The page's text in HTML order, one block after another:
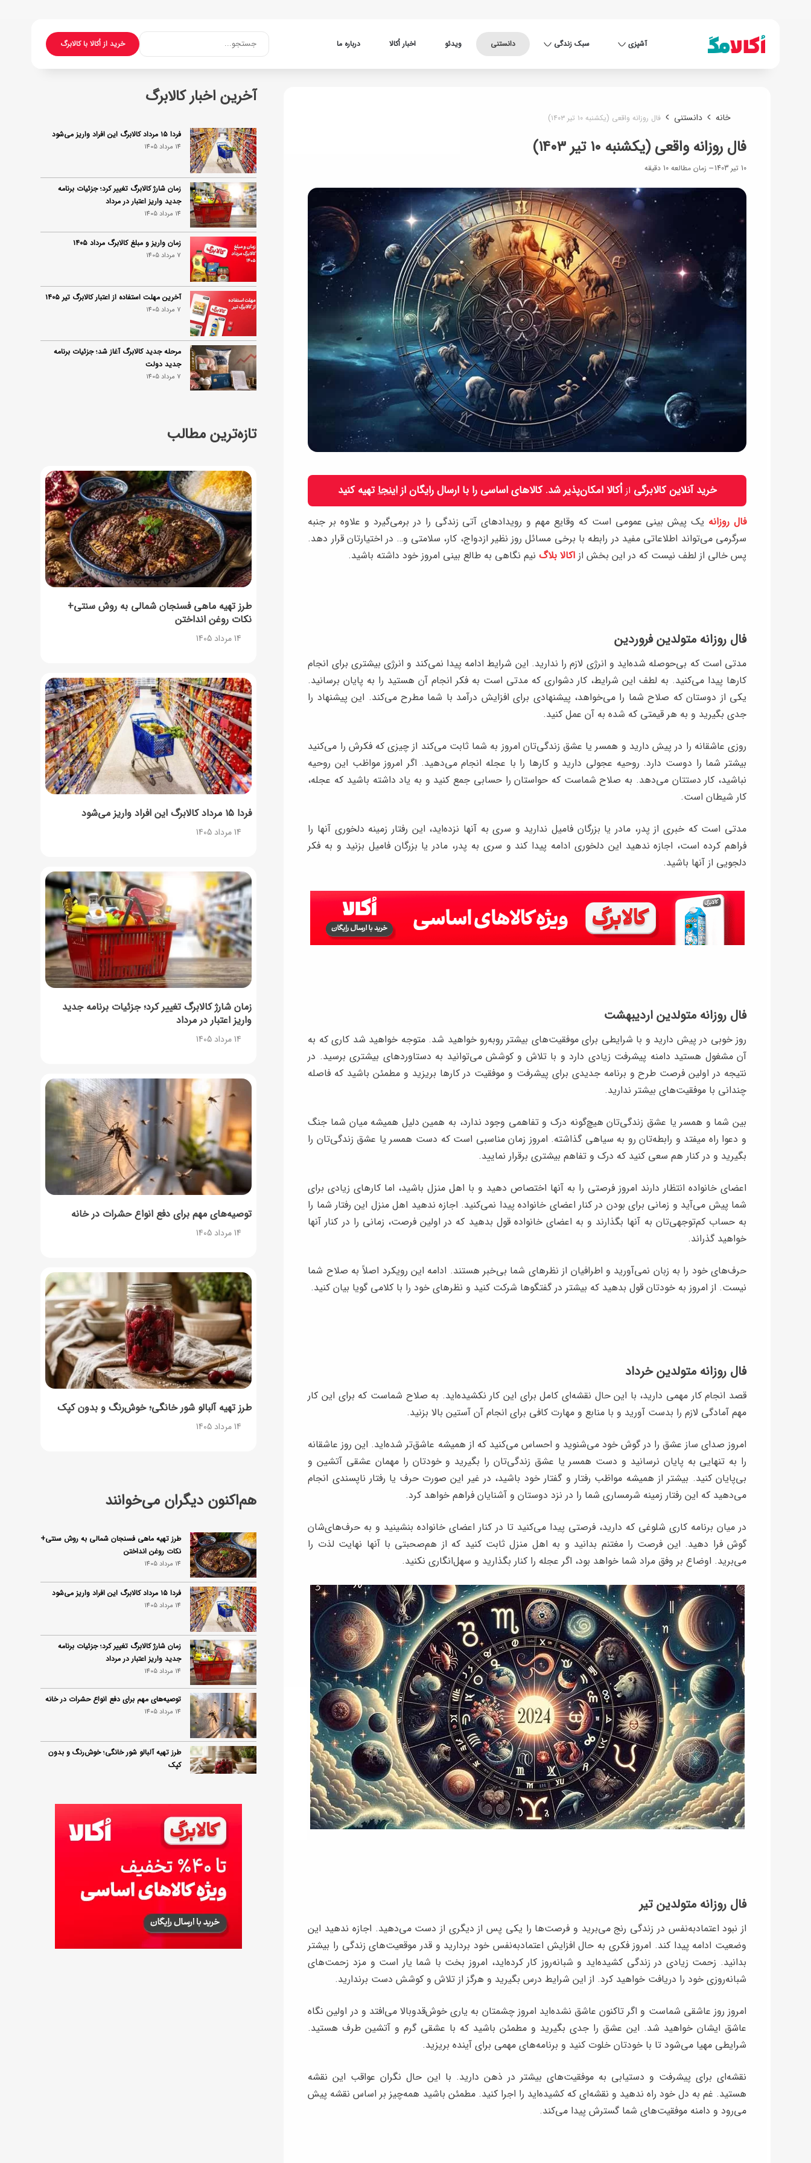
آشپزی سبک زندگی دانستنی ویدئو اخبار اُکالا درباره ما خرید از اُکالا با کالابرگجستجو...
خانه دانستنی فال روزانه واقعی (یکشنبه ۱۰ تیر ۱۴۰۳)
فال روزانه واقعی (یکشنبه ۱۰ تیر ۱۴۰۳)
10 تیر 1403 زمان مطالعه 10 دقیقه
خرید آنلاین کالابرگی ازاُکالا امکان‌پذیر شد. کالاهای اساسی را با ارسال رایگان ازاینجاتهیه کنید
فال روزانه یک پیش بینی عمومی است که وقایع مهم و رویدادهای آتی زندگی را در برمی‌گیرد و علاوه بر جنبه
سرگرمی می‌تواند اطلاعاتی مفید در رابطه با برخی مسائل روز نظیر ازدواج، کار، سلامتی و… در اختیارتان قرار دهد.
پس خالی از لطف نیست که در این بخش از اکالا بلاگ نیم نگاهی به طالع بینی امروز خود داشته باشید.
فال روزانه متولدین فروردین
مدتی است که بی‌حوصله شده‌اید و انرژی لازم را ندارید. این شرایط ادامه پیدا نمی‌کند و انرژی بیشتری برای انجام
کارها پیدا می‌کنید. به لطف این شرایط، کار دشواری که مدتی است به فکر انجام آن هستید را به پایان برسانید.
یکی از دوستان که صلاح شما را می‌خواهد، پیشنهادی برای افزایش درآمد با شما مطرح می‌کند. این پیشنهاد را
جدی بگیرید و به هر قیمتی که شده به آن عمل کنید.
روزی عاشقانه را در پیش دارید و همسر یا عشق ‌زندگی‌تان امروز به شما ثابت می‌کند از چیزی که فکرش را می‌کنید
بیشتر شما را دوست دارد. روحیه عجولی دارید و کارها را با عجله انجام می‌دهید. اگر امروز مواظب این روحیه
نباشید، کار دستتان می‌‌دهد. به صلاح شماست که حواستان را حسابی جمع کنید و به یاد داشته باشید که عجله،
کار شیطان است.
مدتی است که خبری از پدر، مادر یا بزرگان فامیل ندارید و سری به آنها نزده‌اید، این رفتار زمینه دلخوری آنها را
فراهم کرده ‌است، اجازه ندهید این دلخوری ادامه پیدا کند و سری به پدر، مادر یا بزرگان فامیل بزنید و به فکر
دلجویی از آنها باشید.
فال روزانه متولدین اردیبهشت
روز خوبی در پیش دارید و با شرایطی برای موفقیت‌های بیشتر روبه‌رو خواهید شد. متوجه خواهید شد کاری که به
آن مشغول هستید دامنه پیشرفت زیادی دارد و با تلاش و کوشش می‌توانید به دستاوردهای بیشتری برسید. در
نتیجه در اولین فرصت طرح و برنامه جدیدی برای پیشرفت و موفقیت در کارها بریزید و مطمئن باشید که فاصله
چندانی با موفقیت‌های بیشتر ندارید.
بین شما و همسر یا عشق ‌زندگی‌تان هیچ‌گونه درک و تفاهمی وجود ندارد، به همین دلیل همیشه میان شما جنگ
و دعوا راه میفتد و رابطه‌تان رو به سیاهی گذاشته. امروز زمان مناسبی است که دست همسر یا عشق‌ زندگی‌تان را
بگیرید و در کنار هم سعی کنید که درک و تفاهم بیشتری برقرار نمایید.
اعضای خانواده انتظار دارند امروز فرصتی را به آنها اختصاص دهید و با اهل منزل باشید، اما کارهای زیادی برای
شما پیش می‌‌آید و زمانی برای بودن در کنار اعضای خانواده پیدا نمی‌کنید. اجازه ندهید اهل منزل این رفتار شما را
به حساب کم‌توجهی‌تان به آنها بگذارند و به اعضای خانواده قول بدهید که در اولین فرصت، زمانی را در کنار آنها
خواهید گذراند.
حرف‌های خود را به زبان نمی‌آورید و اطرافیان از نظرهای شما بی‌خبر هستند. ادامه این رویکرد اصلاً به صلاح شما
نیست. از امروز به خودتان قول بدهید که بیشتر در گفتگوها شرکت کنید و نظرها‌ی خود را با کلامی گویا بیان کنید.
فال روزانه متولدین خرداد
قصد انجام کار مهمی دارید، با این حال نقشه‌ای کامل برای این کار نکشیده‌اید. به صلاح شماست که برای این کار
مهم آمادگی لازم را بدست آورید و با منابع و مهارت کافی برای انجام آن آستین بالا بزنید.
امروز صدای ساز عشق را در گوش خود می‌شنوید و احساس می‌کنید که از همیشه عاشق‌تر شده‌اید. این روز عاشقانه
را به تنهایی به پایان نرسانید و دست همسر یا عشق ‌زندگی‌تان را بگیرید و خودتان را مهمان عشقی آتشین و
بی‌پایان کنید. بیشتر از همیشه مواظب رفتار و گفتار خود باشید، در غیر این‌ صورت حرف یا رفتار ناپسندی انجام
می‌دهید که این رفتار زمینه شرمساری شما را در نزد دوستان و آشنایان فراهم خواهد کرد.
در میان برنامه‌ کاری شلوغی که دارید، فرصتی پیدا می‌کنید تا در کنار اعضای خانواده بنشینید و به حرف‌های‌‌شان
گوش فرا دهید. این فرصت را مغتنم بدانید و به اهل منزل ثابت کنید که از هم‌صحبتی با آنها نهایت لذت را
می‌برید. اوضاع بر وفق مراد شما خواهد بود، اگر عجله را کنار بگذارید و سهل‌انگاری نکنید.
فال روزانه متولدین تیر
از نبود اعتمادبه‌نفس در زندگی رنج می‌برید و فرصت‌ها را یکی‌ پس از دیگری از دست می‌دهید. اجازه ندهید این
وضعیت ادامه پیدا کند. امروز فکری به حال افزایش اعتماد‌به‌نفس خود بردارید و قدر موقعیت‌های زندگی را بیشتر
بدانید. زحمت‌ زیادی در زندگی کشیده‌اید و شبانه‌روز کار کرده‌اید، امروز بخت با شما یار است و مزد زحمت‌های
شبانه‌روزی خود را دریافت خواهید کرد. از این شرایط درس بگیرید و هرگز از تلاش و کوشش دست برندارید.
امروز روز عاشقی شماست و اگر تاکنون عاشق نشده‌اید امروز چشمتان به یاری خوش‌قدوبالا می‌افتد و در اولین نگاه
عاشق ایشان خواهید شد. این عشق را جدی بگیرید و مطمئن باشید که با عشقی گرم و آتشین طرف هستید.
شرایطی مهیا می‌شود تا با خودتان خلوت کنید و برنامه‌های مهمی برای آینده بریزید.
نقشه‌ای برای پیشرفت و دستیابی به موفقیت‌های بیشتر در ذهن دارید. با این حال نگران عواقب این نقشه
هستید. غم به دل خود راه ندهید و نقشه‌ای که کشیده‌اید را اجرا کنید. مطمئن باشید همه‌چیز بر اساس نقشه پیش
می‌رود و دامنه موفقیت‌های شما گسترش پیدا می‌کند.
آخرین اخبار کالابرگ
فردا ۱۵ مرداد کالابرگ این افراد واریز می‌شود
14 مرداد 1405
زمان شارژ کالابرگ تغییر کرد؛ جزئیات برنامه
جدید واریز اعتبار در مرداد
14 مرداد 1405
زمان واریز و مبلغ کالابرگ مرداد ۱۴۰۵
7 مرداد 1405
آخرین مهلت استفاده از اعتبار کالابرگ تیر ۱۴۰۵
7 مرداد 1405
مرحله جدید کالابرگ آغاز شد؛ جزئیات برنامه
جدید دولت
7 مرداد 1405
تازه‌ترین مطالب
طرز تهیه ماهی فسنجان شمالی به روش سنتی+
نکات روغن انداختن
14 مرداد 1405
فردا ۱۵ مرداد کالابرگ این افراد واریز می‌شود
14 مرداد 1405
زمان شارژ کالابرگ تغییر کرد؛ جزئیات برنامه جدید
واریز اعتبار در مرداد
14 مرداد 1405
توصیه‌های مهم برای دفع انواع حشرات در خانه
14 مرداد 1405
طرز تهیه آلبالو شور خانگی؛ خوش‌رنگ و بدون کپک
14 مرداد 1405
هم‌اکنون دیگران می‌خوانند
طرز تهیه ماهی فسنجان شمالی به روش سنتی+
نکات روغن انداختن
14 مرداد 1405
فردا ۱۵ مرداد کالابرگ این افراد واریز می‌شود
14 مرداد 1405
زمان شارژ کالابرگ تغییر کرد؛ جزئیات برنامه
جدید واریز اعتبار در مرداد
14 مرداد 1405
توصیه‌های مهم برای دفع انواع حشرات در خانه
14 مرداد 1405
طرز تهیه آلبالو شور خانگی؛ خوش‌رنگ و بدون
کپک
طرز تهیه پنکیک با شیره انگور؛ صبحانه‌ای سالم و
انرژی‌بخش
14 مرداد 1405
۳۵ لیست غذاهای جدید و متفاوت؛ برای ناهار و
مهمانی
14 مرداد 1405
طرز تهیه پش ملبا (پیچ ملبا)؛ دسر کلاسیک هلو
و بستنی
13 مرداد 1405